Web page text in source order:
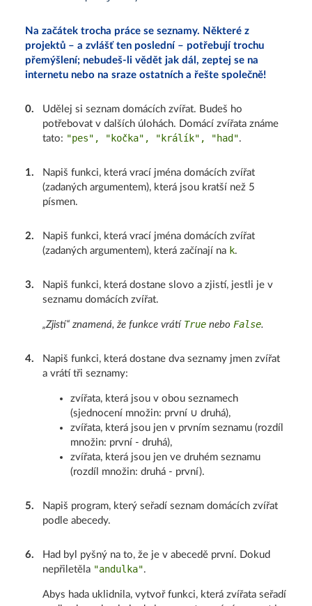
Na začátek trocha práce se seznamy. Některé z
projektů – a zvlášť ten poslední – potřebují trochu
přemýšlení; nebudeš-li vědět jak dál, zeptej se na
internetu nebo na sraze ostatních a řešte společně!
0.
Udělej si seznam domácích zvířat. Budeš ho
potřebovat v dalších úlohách. Domácí zvířata známe
tato: "pes", "kočka", "králík", "had".
1.
Napiš funkci, která vrací jména domácích zvířat
(zadaných argumentem), která jsou kratší než 5
písmen.
2.
Napiš funkci, která vrací jména domácích zvířat
(zadaných argumentem), která začínají na k.
3.
Napiš funkci, která dostane slovo a zjistí, jestli je v
seznamu domácích zvířat.
„Zjistí“ znamená, že funkce vrátí True neboFalse.
4.
Napiš funkci, která dostane dva seznamy jmen zvířat
a vrátí tři seznamy:
zvířata, která jsou v obou seznamech
(sjednocení množin: první ∪ druhá),
zvířata, která jsou jen v prvním seznamu (rozdíl
množin: první - druhá),
zvířata, která jsou jen ve druhém seznamu
(rozdíl množin: druhá - první).
5.
Napiš program, který seřadí seznam domácích zvířat
podle abecedy.
6.
Had byl pyšný na to, že je v abecedě první. Dokud
nepřiletěla "andulka".
Abys hada uklidnila, vytvoř funkci, která zvířata seřadí